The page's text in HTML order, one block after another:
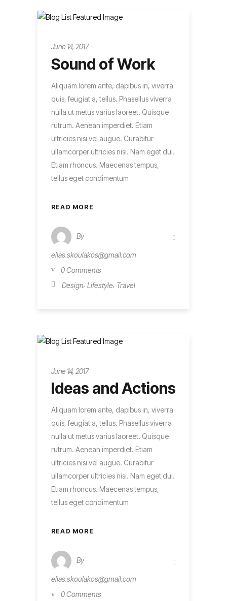
June 14, 2017
Sound of Work
Aliquam lorem ante, dapibus in, viverra
quis, feugiat a, tellus. Phasellus viverra
nulla ut metus varius laoreet. Quisque
rutrum. Aenean imperdiet. Etiam
ultricies nisi vel augue. Curabitur
ullamcorper ultricies nisi. Nam eget dui.
Etiam rhoncus. Maecenas tempus,
tellus eget condimentum
READ MORE
By
elias.skoulakos@gmail.com
0 Comments
Design, Lifestyle, Travel
June 14, 2017
Ideas and Actions
Aliquam lorem ante, dapibus in, viverra
quis, feugiat a, tellus. Phasellus viverra
nulla ut metus varius laoreet. Quisque
rutrum. Aenean imperdiet. Etiam
ultricies nisi vel augue. Curabitur
ullamcorper ultricies nisi. Nam eget dui.
Etiam rhoncus. Maecenas tempus,
tellus eget condimentum
READ MORE
By
elias.skoulakos@gmail.com
0 Comments